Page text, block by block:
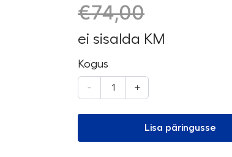
€74,00
ei sisalda KM
Kogus
- +
Lisa päringusse